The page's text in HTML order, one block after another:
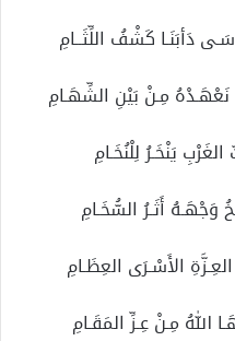
دَأبَنَـا كَشْفُ اللِّثَــامِ
نَعْهَـدْهُ مِـنْ بَيْنِ الشِّهَـامِ
يَنْخَـرُ لِلْنُخَـامِ
وَجْهَـهُ أَثَـرُ السُّخَـامِ
الأَسْـرَى العِظَـامِ
اللهُ مِـنْ عِـزِّ المَقَـامِ